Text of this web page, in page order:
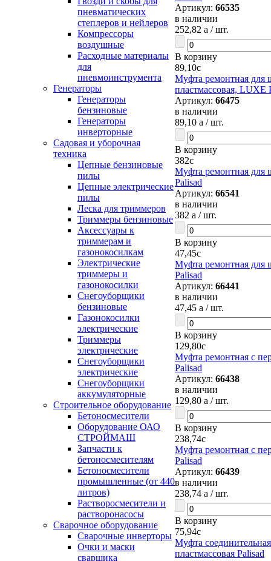
пневматических
степлеров и нейлеров
Компрессоры
воздушные
Расходные материалы
для
пневмоинструмента
Генераторы
Генераторы
бензиновые
Генераторы
инверторные
Садовая и уборочная
техника
Цепные бензиновые
пилы
Цепные электрические
пилы
Леска для триммеров
Триммеры бензиновые
Аксессуары к
триммерам и
газонокосилкам
Электрические
триммеры и
газонокосилки
Снегоуборщики
бензиновые
Газонокосилки
электрические
Триммеры
электрические
Снегоуборщики
электрические
Снегоуборщики
аккумуляторные
Строительное оборудование
Бетоносмесители
Оборудование ОАО
СТРОЙМАШ
Запчасти к
бетоносмесителям
Бетоносмесители
промышленные (от 440
литров)
Растворосмесители и
растворонасосы
Сварочное оборудование
Сварочные инверторы
Очки и маски
сварщика
Артикул: 66535
в наличии
252,82 a / шт.
В корзину
89,10c
Муфта ремонтная для
пластмассовая, LUXE
Артикул: 66475
в наличии
89,10 a / шт.
В корзину
382c
Муфта ремонтная для
Palisad
Артикул: 66541
в наличии
382 a / шт.
В корзину
47,45c
Муфта ремонтная для
Palisad
Артикул: 66441
в наличии
47,45 a / шт.
В корзину
129,80c
Муфта ремонтная с
Palisad
Артикул: 66438
в наличии
129,80 a / шт.
В корзину
238,74c
Муфта ремонтная с
Palisad
Артикул: 66439
в наличии
238,74 a / шт.
В корзину
75,94c
Муфта
пластмассовая Palisad